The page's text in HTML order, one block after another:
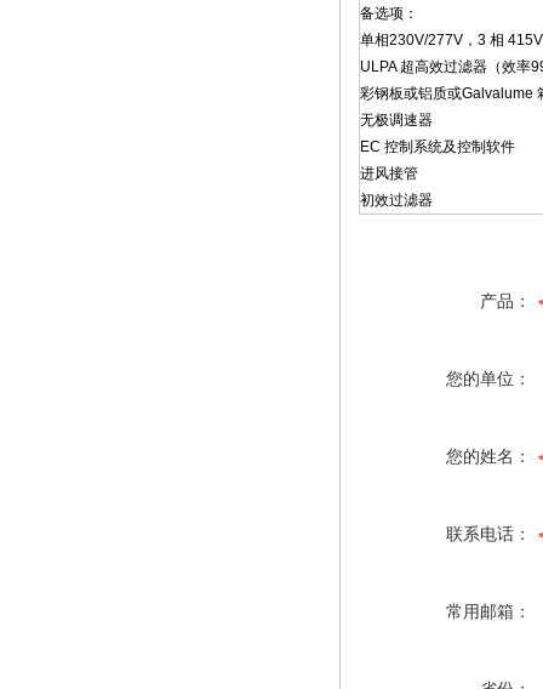
备选项：
单相230V/277V，3 相
ULPA 超高效过滤器（效率
彩钢板或铝质或Galvalume
无极调速器
EC 控制系统及控制软件
进风接管
初效过滤器
产品：
您的单位：
您的姓名：
联系电话：
常用邮箱：